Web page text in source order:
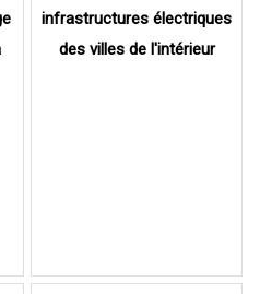
infrastructures électriques
des villes de l'intérieur